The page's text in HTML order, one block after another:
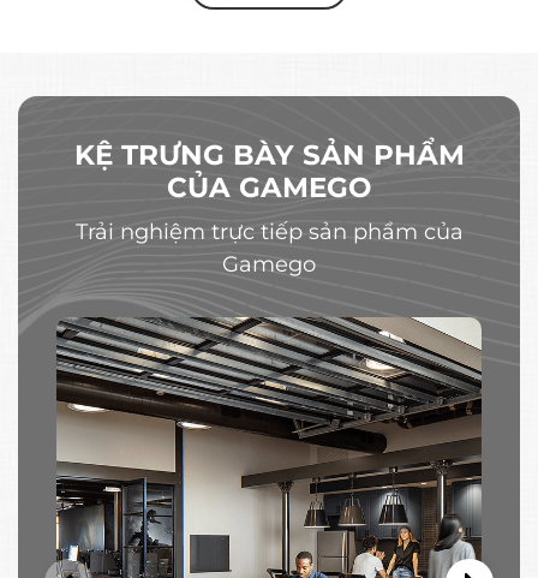
KỆ TRƯNG BÀY SẢN PHẨM
CỦA GAMEGO
Trải nghiệm trực tiếp sản phẩm của
Gamego